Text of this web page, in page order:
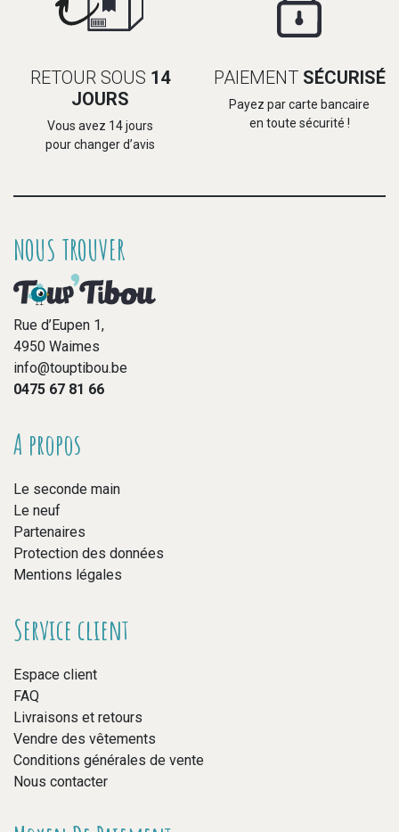
RETOUR SOUS 14
JOURS
Vous avez 14 jours
pour changer d’avis
PAIEMENT SÉCURISÉ
Payez par carte bancaire
en toute sécurité !
NOUS TROUVER
Rue d’Eupen 1,
4950 Waimes
info@touptibou.be
0475 67 81 66
A propos
Le seconde main
Le neuf
Partenaires
Protection des données
Mentions légales
Service client
Espace client
FAQ
Livraisons et retours
Vendre des vêtements
Conditions générales de vente
Nous contacter